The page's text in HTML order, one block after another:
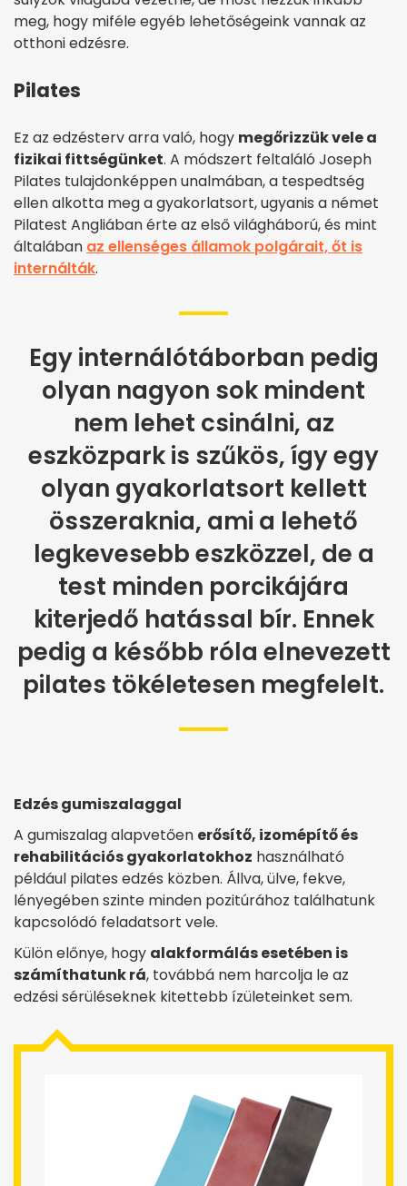
meg, hogy miféle egyéb lehetőségeink vannak az
otthoni edzésre.
Pilates
Ez az edzésterv arra való, hogy megőrizzük vele a
fizikai fittségünket. A módszert feltaláló Joseph
Pilates tulajdonképpen unalmában, a tespedtség
ellen alkotta meg a gyakorlatsort, ugyanis a német
Pilatest Angliában érte az első világháború, és mint
általában az ellenséges államok polgárait, őt is
internálták.
Egy internálótáborban pedig
olyan nagyon sok mindent
nem lehet csinálni, az
eszközpark is szűkös, így egy
olyan gyakorlatsort kellett
összeraknia, ami a lehető
legkevesebb eszközzel, de a
test minden porcikájára
kiterjedő hatással bír. Ennek
pedig a később róla elnevezett
pilates tökéletesen megfelelt.
Edzés gumiszalaggal
A gumiszalag alapvetően erősítő, izomépítő és
rehabilitációs gyakorlatokhoz használható
például pilates edzés közben. Állva, ülve, fekve,
lényegében szinte minden pozitúrához találhatunk
kapcsolódó feladatsort vele.
Külön előnye, hogy alakformálás esetében is
számíthatunk rá, továbbá nem harcolja le az
edzési sérüléseknek kitettebb ízületeinket sem.